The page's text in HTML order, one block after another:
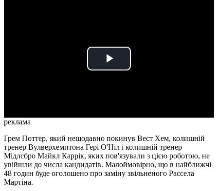
Play
реклама
Грем Поттер, який нещодавно покинув Вест Хем, колишній
тренер Вулверхемптона Гері О'Ніл і колишній тренер
Мідлсбро Майкл Каррік, яких пов'язували з цією роботою, не
увійшли до числа кандидатів. Малоймовірно, що в найближчі
48 годин буде оголошено про заміну звільненого Рассела
Мартіна.